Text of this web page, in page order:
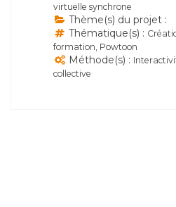
virtuelle synchrone
Thème(s) du projet :
Thématique(s) :
formation, Powtoon
Méthode(s) :
collective